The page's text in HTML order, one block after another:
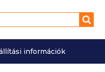
Keresés
információk